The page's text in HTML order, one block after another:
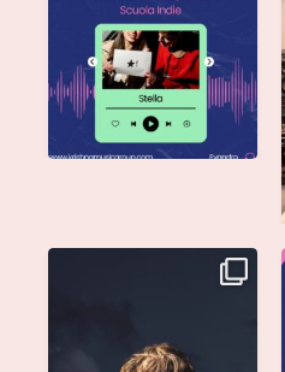
@musicadievandro è
disponibile su tutte
Singolo: Nuova Follia